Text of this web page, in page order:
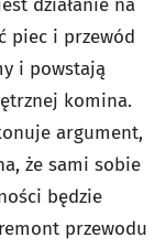
działanie na
piec i przewód
i powstają
komina.
argument,
że sami sobie
będzie
przewodu